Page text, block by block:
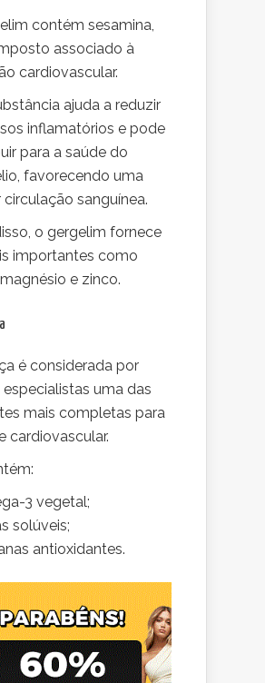
contém sesamina,
associado à
cardiovascular.
ajuda a reduzir
inflamatórios e pode
para a saúde do
favorecendo uma
sanguínea.
o gergelim fornece
importantes como
e zinco.
é considerada por
uma das
mais completas para
cardiovascular.
3 vegetal;
solúveis;
antioxidantes.